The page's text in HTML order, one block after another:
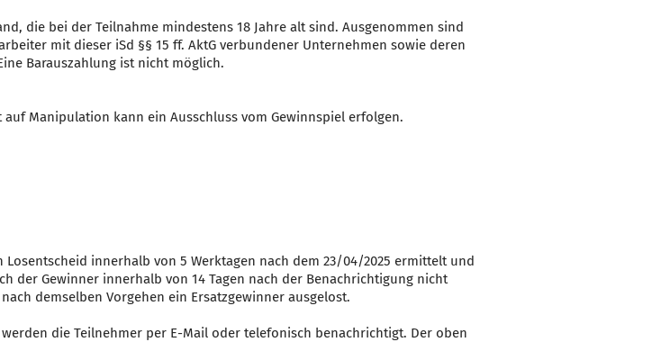
die bei der Teilnahme mindestens 18 Jahre alt sind. Ausgenommen sind
mit dieser iSd §§ 15 ff. AktG verbundener Unternehmen sowie deren
Barauszahlung ist nicht möglich.
Manipulation kann ein Ausschluss vom Gewinnspiel erfolgen.
innerhalb von 5 Werktagen nach dem 23/04/2025 ermittelt und
der Gewinner innerhalb von 14 Tagen nach der Benachrichtigung nicht
demselben Vorgehen ein Ersatzgewinner ausgelost.
die Teilnehmer per E-Mail oder telefonisch benachrichtigt. Der oben